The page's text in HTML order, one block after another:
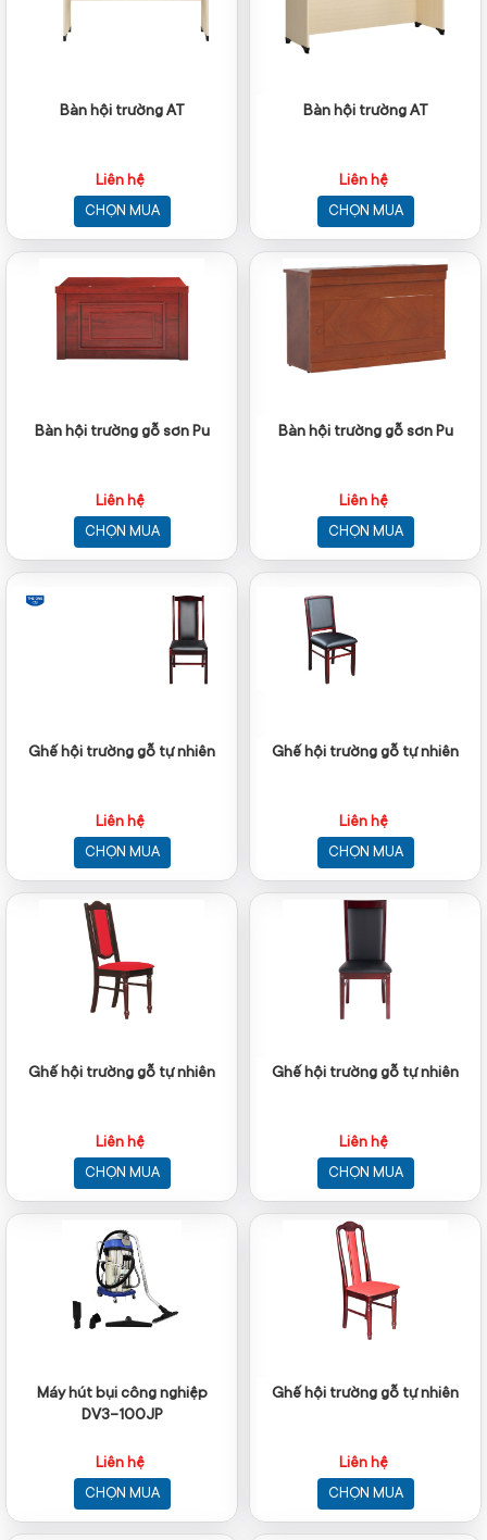
Bàn hội trường AT
Liên hệ
CHỌN MUA
Bàn hội trường AT
Liên hệ
CHỌN MUA
Bàn hội trường gỗ sơn Pu
Liên hệ
CHỌN MUA
Bàn hội trường gỗ sơn Pu
Liên hệ
CHỌN MUA
Ghế hội trường gỗ tự nhiên
Liên hệ
CHỌN MUA
Ghế hội trường gỗ tự nhiên
Liên hệ
CHỌN MUA
Ghế hội trường gỗ tự nhiên
Liên hệ
CHỌN MUA
Ghế hội trường gỗ tự nhiên
Liên hệ
CHỌN MUA
Máy hút bụi công nghiệp
DV3-100JP
Liên hệ
CHỌN MUA
Ghế hội trường gỗ tự nhiên
Liên hệ
CHỌN MUA